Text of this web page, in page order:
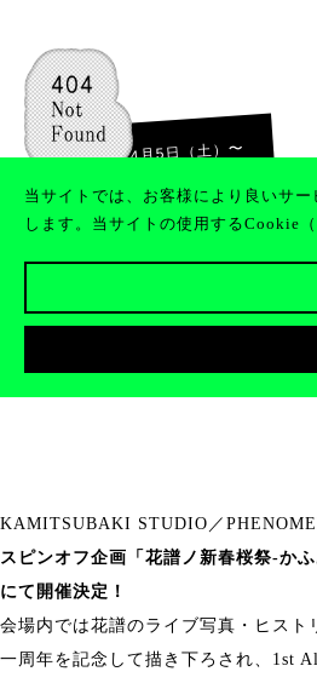
当サイトでは、お客様により良いサ
します。当サイトの使用するCookie
2025年4月5日（土）〜
バーチャルシンガー・
KAMITSUBAKI STUDIO／
スピンオフ企画「花譜ノ新春桜祭-か
にて開催決定！
会場内では花譜のライブ写真・ヒス
一周年を記念して描き下ろされ、1st